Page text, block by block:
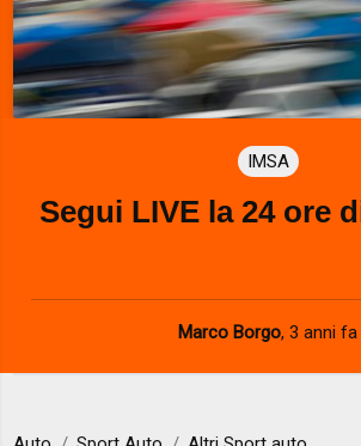
IMSA
Segui LIVE la 24 ore
Marco Borgo, 3 anni fa